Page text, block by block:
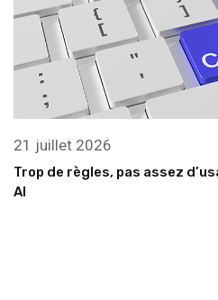
21 juillet 2026
Trop de règles, pas assez
AI